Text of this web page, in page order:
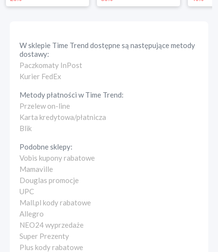
W sklepie Time Trend dostępne są następujące metody
dostawy:
Paczkomaty InPost
Kurier FedEx
Metody płatności wTime Trend:
Przelew on-line
Karta kredytowa/płatnicza
Blik
Podobne sklepy:
Vobis kupony rabatowe
Mamaville
Douglas promocje
UPC
Mall.pl kody rabatowe
Allegro
NEO24 wyprzedaże
Super Prezenty
Plus kody rabatowe